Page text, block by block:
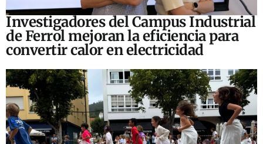
Investigadores del Campus Industrial
de Ferrol mejoran la eficiencia para
convertir calor en electricidad